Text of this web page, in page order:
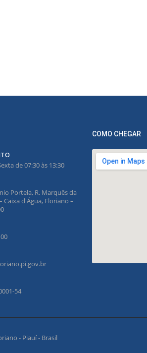
de 07:30 às 13:30
Portela, R. Marquês da
Caixa d'Água, Floriano –
54
COMO CHEGAR
- Piauí - Brasil